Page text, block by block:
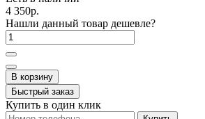
4 350р.
Нашли данный товар дешевле?
В корзину
Быстрый заказ
Купить в один клик